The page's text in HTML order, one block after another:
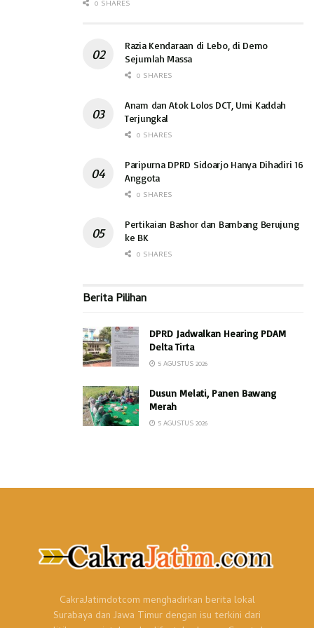
0 SHARES
Razia Kendaraan di Lebo, di Demo
Sejumlah Massa
0 SHARES
Anam dan Atok Lolos DCT, Umi Kaddah
Terjungkal
0 SHARES
Paripurna DPRD Sidoarjo Hanya Dihadiri 16
Anggota
0 SHARES
Pertikaian Bashor dan Bambang Berujung
ke BK
0 SHARES
Berita Pilihan
DPRD Jadwalkan Hearing PDAM
Delta Tirta
5 AGUSTUS 2026
Dusun Melati, Panen Bawang
Merah
5 AGUSTUS 2026
CakraJatimdotcom menghadirkan berita lokal
Surabaya dan Jawa Timur dengan isu terkini dari